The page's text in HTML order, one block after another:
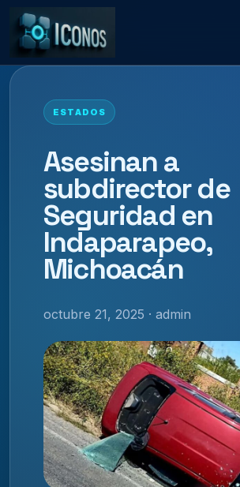
ESTADOS
Asesinan a
subdirector de
Seguridad en
Indaparapeo,
Michoacán
octubre 21, 2025 · admin